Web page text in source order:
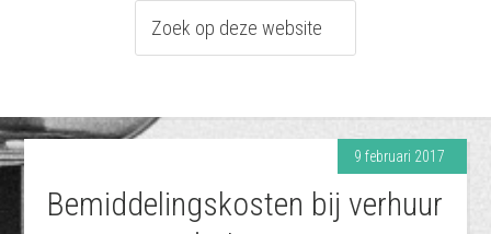
9 februari 2017
Bemiddelingskosten bij verhuur